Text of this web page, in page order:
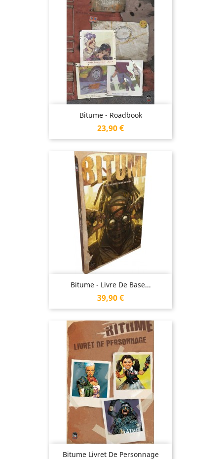
Bitume - Roadbook
Prix
23,90 €
Bitume - Livre De Base...
Prix
39,90 €
Bitume Livret De Personnage